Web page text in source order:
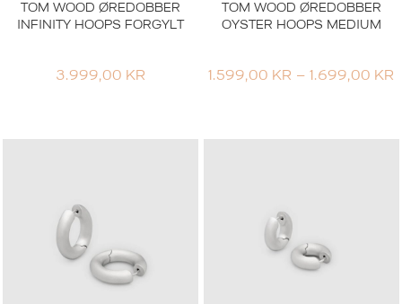
TOM WOOD ØREDOBBER
INFINITY HOOPS FORGYLT
3.999,00 KR
TOM WOOD ØREDOBBER
OYSTER HOOPS MEDIUM
1.599,00 KR – 1.699,00 KR